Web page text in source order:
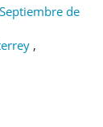
de
,